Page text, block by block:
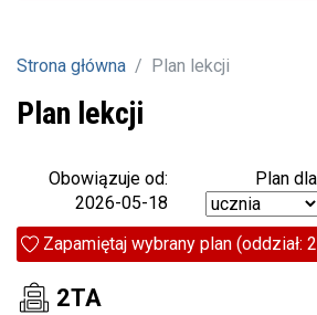
Strona główna Plan lekcji
Plan lekcji
Obowiązuje od:
2026-05-18
Plan
Zapamiętaj wybrany plan (oddział:
2TA